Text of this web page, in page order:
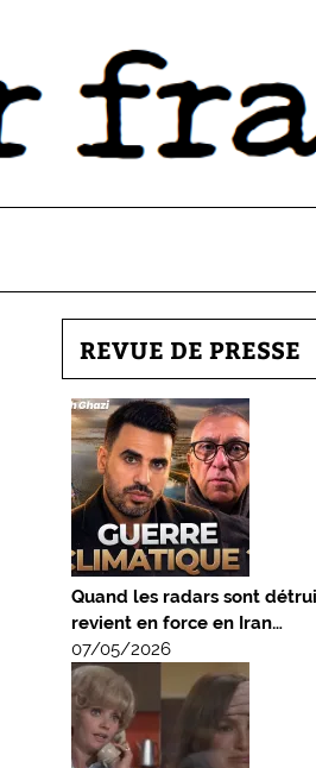
REVUE DE PRESSE
Quand les radars sont
revient en force en Iran…
07/05/2026